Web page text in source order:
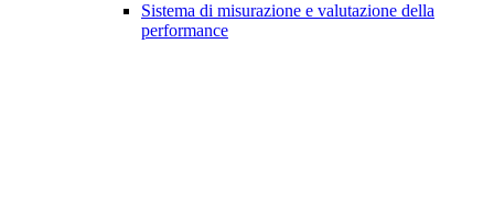
Sistema di misurazione e valutazione della
performance